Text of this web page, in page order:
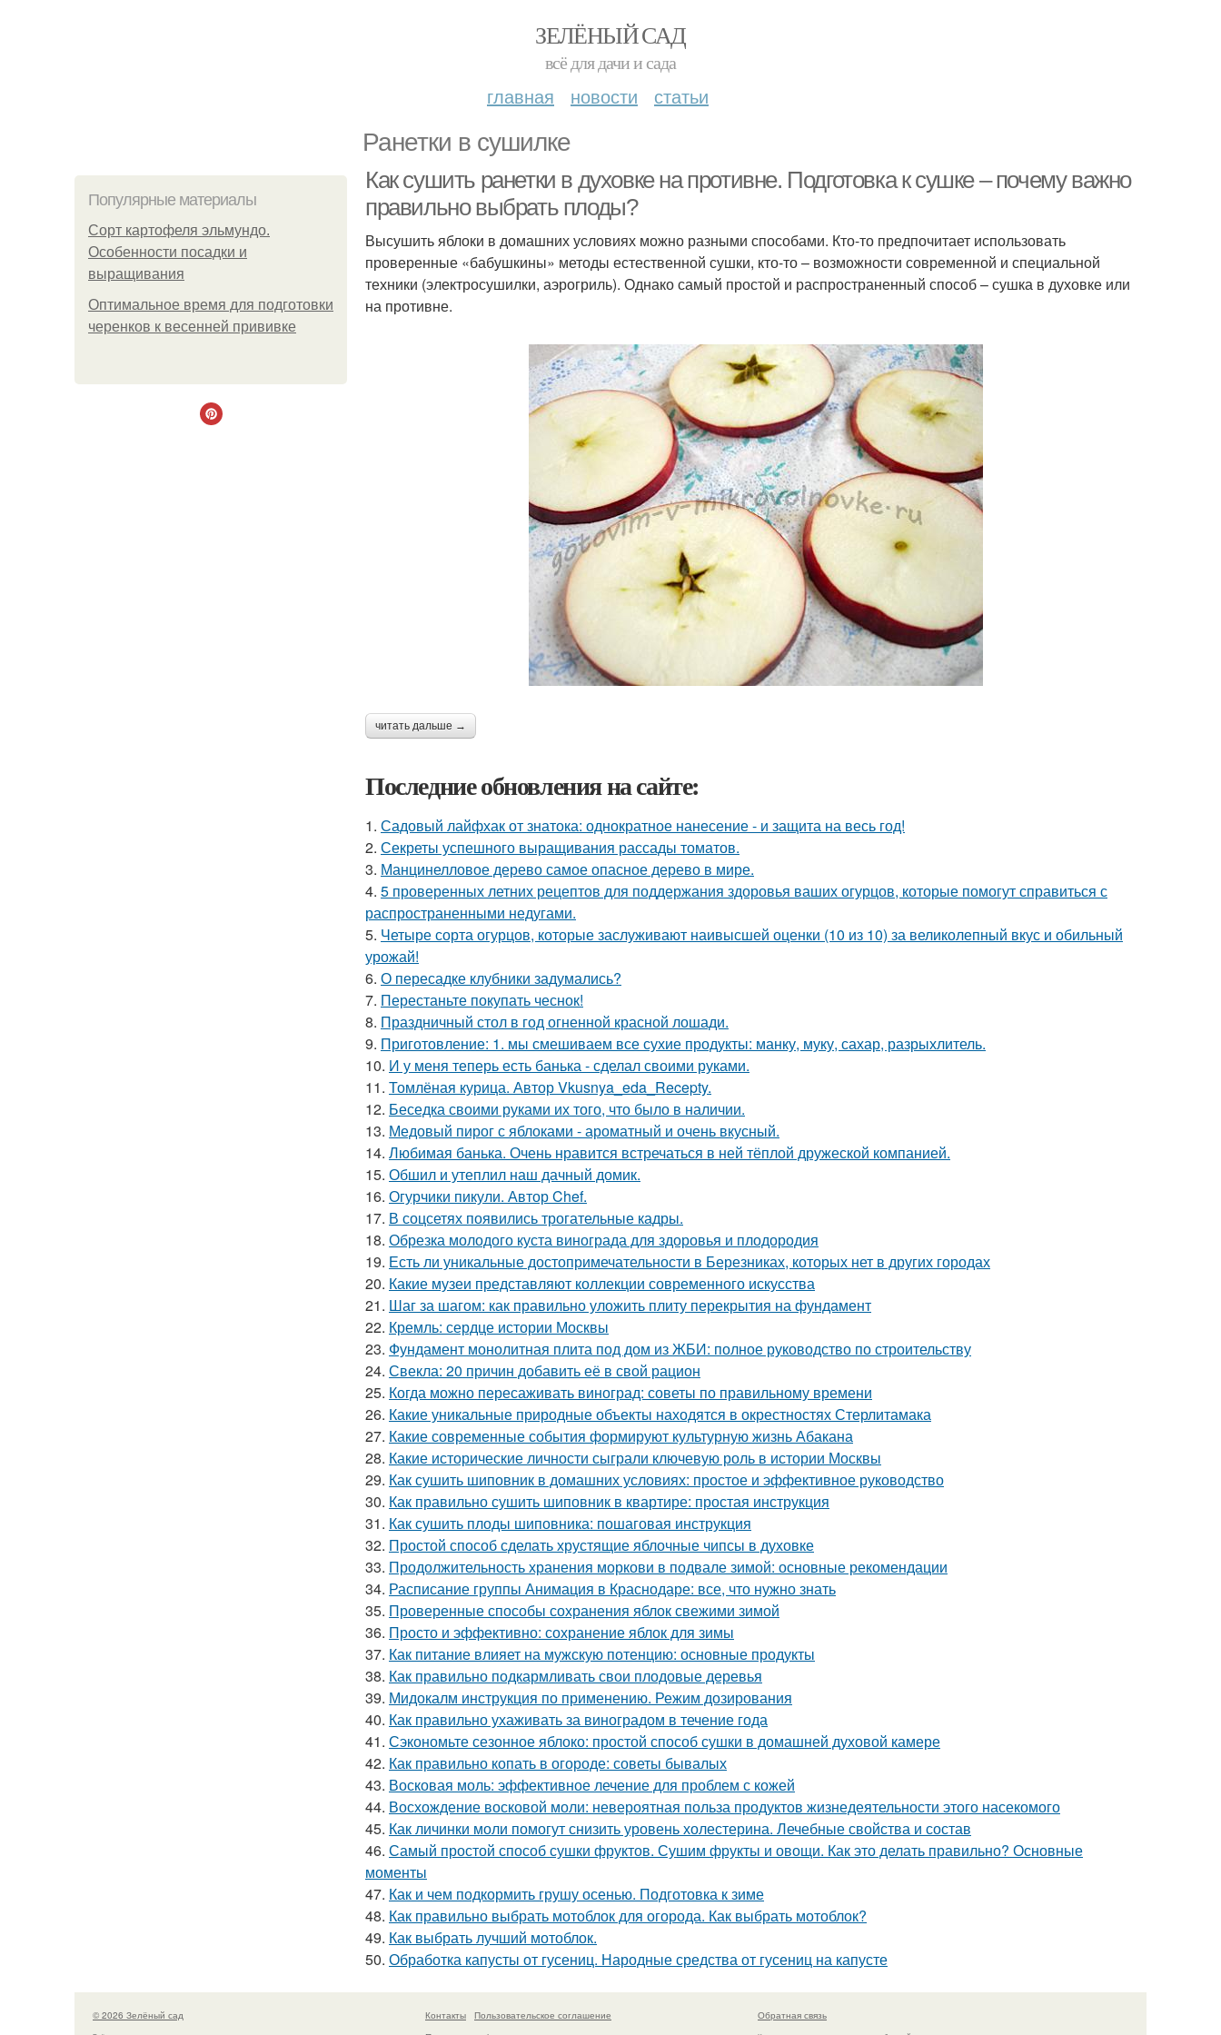
ЗЕЛЁНЫЙ САД
всё для дачи и сада
главная новости статьи
Ранетки в сушилке
Популярные материалы
Сорт картофеля эльмундо.
Особенности посадки и
выращивания
Оптимальное время для подготовки
черенков к весенней прививке
Как сушить ранетки в духовке на противне. Подготовка к сушке – почему важно
правильно выбрать плоды?
Высушить яблоки в домашних условиях можно разными способами. Кто-то предпочитает использовать
проверенные «бабушкины» методы естественной сушки, кто-то – возможности современной и специальной
техники (электросушилки, аэрогриль). Однако самый простой и распространенный способ – сушка в духовке или
на противне.
читать дальше →
Последние обновления на сайте:
1. Садовый лайфхак от знатока: однократное нанесение - и защита на весь год!
2. Секреты успешного выращивания рассады томатов.
3. Манцинелловое дерево самое опасное дерево в мире.
4. 5 проверенных летних рецептов для поддержания здоровья ваших огурцов, которые помогут справиться с
распространенными недугами.
5. Четыре сорта огурцов, которые заслуживают наивысшей оценки (10 из 10) за великолепный вкус и обильный
урожай!
6. О пересадке клубники задумались?
7. Перестаньте покупать чеснок!
8. Праздничный стол в год огненной красной лошади.
9. Приготовление: 1. мы смешиваем все сухие продукты: манку, муку, сахар, разрыхлитель.
10. И у меня теперь есть банька - сделал своими руками.
11. Томлёная курица. Автор Vkusnya_eda_Recepty.
12. Беседка своими руками их того, что было в наличии.
13. Медовый пирог с яблоками - ароматный и очень вкусный.
14. Любимая банька. Очень нравится встречаться в ней тёплой дружеской компанией.
15. Обшил и утеплил наш дачный домик.
16. Огурчики пикули. Автор Chef.
17. В соцсетях появились трогательные кадры.
18. Обрезка молодого куста винограда для здоровья и плодородия
19. Есть ли уникальные достопримечательности в Березниках, которых нет в других городах
20. Какие музеи представляют коллекции современного искусства
21. Шаг за шагом: как правильно уложить плиту перекрытия на фундамент
22. Кремль: сердце истории Москвы
23. Фундамент монолитная плита под дом из ЖБИ: полное руководство по строительству
24. Свекла: 20 причин добавить её в свой рацион
25. Когда можно пересаживать виноград: советы по правильному времени
26. Какие уникальные природные объекты находятся в окрестностях Стерлитамака
27. Какие современные события формируют культурную жизнь Абакана
28. Какие исторические личности сыграли ключевую роль в истории Москвы
29. Как сушить шиповник в домашних условиях: простое и эффективное руководство
30. Как правильно сушить шиповник в квартире: простая инструкция
31. Как сушить плоды шиповника: пошаговая инструкция
32. Простой способ сделать хрустящие яблочные чипсы в духовке
33. Продолжительность хранения моркови в подвале зимой: основные рекомендации
34. Расписание группы Анимация в Краснодаре: все, что нужно знать
35. Проверенные способы сохранения яблок свежими зимой
36. Просто и эффективно: сохранение яблок для зимы
37. Как питание влияет на мужскую потенцию: основные продукты
38. Как правильно подкармливать свои плодовые деревья
39. Мидокалм инструкция по применению. Режим дозирования
40. Как правильно ухаживать за виноградом в течение года
41. Сэкономьте сезонное яблоко: простой способ сушки в домашней духовой камере
42. Как правильно копать в огороде: советы бывалых
43. Восковая моль: эффективное лечение для проблем с кожей
44. Восхождение восковой моли: невероятная польза продуктов жизнедеятельности этого насекомого
45. Как личинки моли помогут снизить уровень холестерина. Лечебные свойства и состав
46. Самый простой способ сушки фруктов. Сушим фрукты и овощи. Как это делать правильно? Основные
моменты
47. Как и чем подкормить грушу осенью. Подготовка к зиме
48. Как правильно выбрать мотоблок для огорода. Как выбрать мотоблок?
49. Как выбрать лучший мотоблок.
50. Обработка капусты от гусениц. Народные средства от гусениц на капусте
© 2026 Зелёный сад Контакты
Пользовательское соглашение
Обратная связь